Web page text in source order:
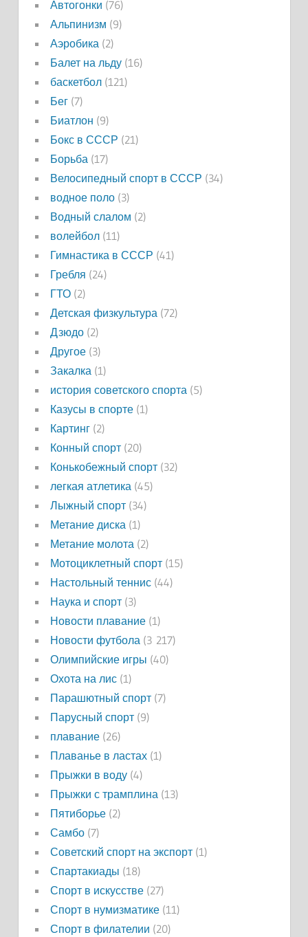
Автогонки (76)
Альпинизм (9)
Аэробика(2)
Балет на льду(16)
баскетбол(121)
Бег(7)
Биатлон (9)
Бокс в СССР (21)
Борьба(17)
Велосипедный спорт в СССР (34)
водное поло(3)
Водный слалом (2)
волейбол(11)
Гимнастика в СССР (41)
Гребля (24)
ГТО(2)
Детская физкультура(72)
Дзюдо(2)
Другое(3)
Закалка(1)
история советского спорта(5)
Казусы в спорте(1)
Картинг(2)
Конный спорт(20)
Конькобежный спорт(32)
легкая атлетика(45)
Лыжный спорт(34)
Метание диска(1)
Метание молота(2)
Мотоциклетный спорт(15)
Настольный теннис(44)
Наука и спорт(3)
Новости плавание(1)
Новости футбола(3 217)
Олимпийские игры (40)
Охота на лис(1)
Парашютный спорт(7)
Парусный спорт(9)
плавание(26)
Плаванье в ластах(1)
Прыжки в воду(4)
Прыжки с трамплина(13)
Пятиборье(2)
Самбо(7)
Советский спорт на экспорт(1)
Спартакиады (18)
Спорт в искусстве(27)
Спорт в нумизматике(11)
Спорт в филателии (20)